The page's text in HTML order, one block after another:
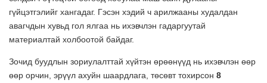
гүйцэтгэлийг хангадаг. Гэсэн хэдий ч арилжааны худалдан
авагчдын хувьд гол ялгаа нь ихэвчлэн гадаргуутай
материалтай холбоотой байдаг.
Зочид буудлын зориулалттай хүйтэн өрөөнүүд нь ихэвчлэн өөр
өөр орчин, эрүүл ахуйн шаардлага, төсөвт тохирсон 8